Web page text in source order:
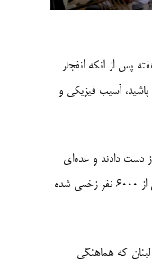
پس از آنکه انفجار
آسیب فیزیکی و
را از دست دادند و عده‌ای
هنوز مفقودالاثر بوده یا شناسایی‌نشده مانده‌اند. بیش از 6000 نفر زخمی شده
که هماهنگی